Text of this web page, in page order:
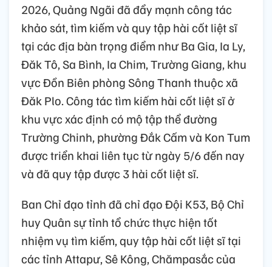
2026, Quảng Ngãi đã đẩy mạnh công tác
khảo sát, tìm kiếm và quy tập hài cốt liệt sĩ
tại các địa bàn trọng điểm như Ba Gia, Ia Ly,
Đăk Tô, Sa Bình, Ia Chim, Trường Giang, khu
vực Đồn Biên phòng Sông Thanh thuộc xã
Đăk Plo. Công tác tìm kiếm hài cốt liệt sĩ ở
khu vực xác định có mộ tập thể đường
Trường Chinh, phường Đắk Cấm và Kon Tum
được triển khai liên tục từ ngày 5/6 đến nay
và đã quy tập được 3 hài cốt liệt sĩ.
Ban Chỉ đạo tỉnh đã chỉ đạo Đội K53, Bộ Chỉ
huy Quân sự tỉnh tổ chức thực hiện tốt
nhiệm vụ tìm kiếm, quy tập hài cốt liệt sĩ tại
các tỉnh Attapư, Sê Kông, Chămpasắc của